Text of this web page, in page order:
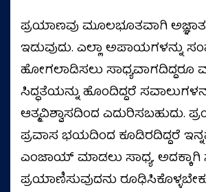
ಪ್ರಯಾಣವು ಮೂಲಭೂತವಾಗಿ ಅಜ್ಞಾತ
ಇಡುವುದು. ಎಲ್ಲಾ ಅಪಾಯಗಳನ್ನು
ಹೋಗಲಾಡಿಸಲು ಸಾಧ್ಯವಾಗದಿದ್ದರೂ
ಸಿದ್ಧತೆಯನ್ನು ಹೊಂದಿದ್ದರೆ
ಆತ್ಮವಿಶ್ವಾಸದಿಂದ ಎದುರಿಸಬಹುದು.
ಪ್ರವಾಸ ಭಯದಿಂದ ಕೂಡಿರದಿದ್ದರೆ
ಎಂಜಾಯ್‌ ಮಾಡಲು ಸಾಧ್ಯ. ಅದಕ್ಕಾಗಿ
ಪ್ರಯಾಣಿಸುವುದನು